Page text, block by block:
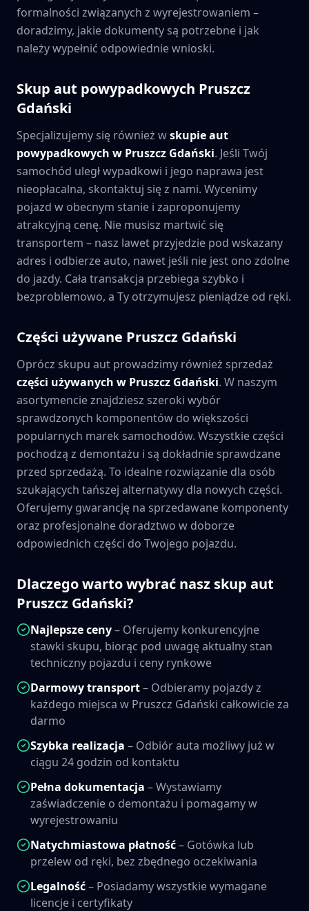
formalności związanych z wyrejestrowaniem –
doradzimy, jakie dokumenty są potrzebne i jak
należy wypełnić odpowiednie wnioski.
Skup aut powypadkowych Pruszcz
Gdański
Specjalizujemy się również wskupie aut
powypadkowych w Pruszcz Gdański. Jeśli Twój
samochód uległ wypadkowi i jego naprawa jest
nieopłacalna, skontaktuj się z nami. Wycenimy
pojazd w obecnym stanie i zaproponujemy
atrakcyjną cenę. Nie musisz martwić się
transportem – nasz lawet przyjedzie pod wskazany
adres i odbierze auto, nawet jeśli nie jest ono zdolne
do jazdy. Cała transakcja przebiega szybko i
bezproblemowo, a Ty otrzymujesz pieniądze od ręki.
Części używane Pruszcz Gdański
Oprócz skupu aut prowadzimy również sprzedaż
części używanych w Pruszcz Gdański. W naszym
asortymencie znajdziesz szeroki wybór
sprawdzonych komponentów do większości
popularnych marek samochodów. Wszystkie części
pochodzą z demontażu i są dokładnie sprawdzane
przed sprzedażą. To idealne rozwiązanie dla osób
szukających tańszej alternatywy dla nowych części.
Oferujemy gwarancję na sprzedawane komponenty
oraz profesjonalne doradztwo w doborze
odpowiednich części do Twojego pojazdu.
Dlaczego warto wybrać nasz skup aut
Pruszcz Gdański?
Najlepsze ceny– Oferujemy konkurencyjne
stawki skupu, biorąc pod uwagę aktualny stan
techniczny pojazdu i ceny rynkowe
Darmowy transport– Odbieramy pojazdy z
każdego miejsca w Pruszcz Gdański całkowicie za
darmo
Szybka realizacja – Odbiór auta możliwy już w
ciągu 24 godzin od kontaktu
Pełna dokumentacja – Wystawiamy
zaświadczenie o demontażu i pomagamy w
wyrejestrowaniu
Natychmiastowa płatność– Gotówka lub
przelew od ręki, bez zbędnego oczekiwania
Legalność– Posiadamy wszystkie wymagane
licencje i certyfikaty